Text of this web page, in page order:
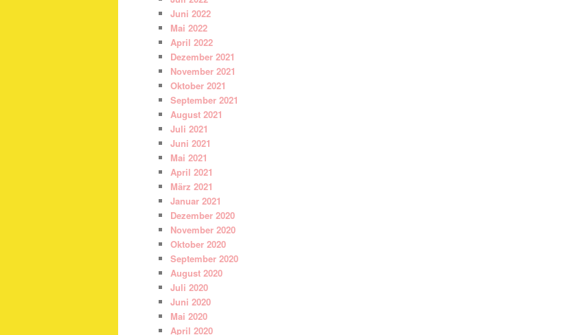
Juni 2022
Mai 2022
April 2022
Dezember 2021
November 2021
Oktober 2021
September 2021
August 2021
Juli 2021
Juni 2021
Mai 2021
April 2021
März 2021
Januar 2021
Dezember 2020
November 2020
Oktober 2020
September 2020
August 2020
Juli 2020
Juni 2020
Mai 2020
April 2020